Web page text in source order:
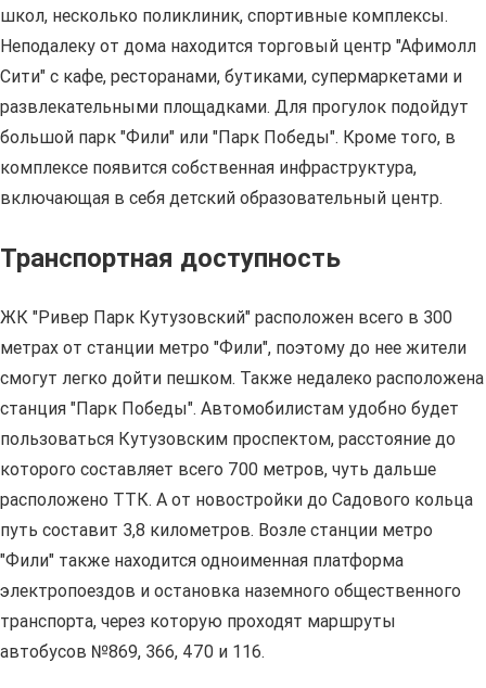
школ, несколько поликлиник, спортивные комплексы.
Неподалеку от дома находится торговый центр "Афимолл
Сити" с кафе, ресторанами, бутиками, супермаркетами и
развлекательными площадками. Для прогулок подойдут
большой парк "Фили" или "Парк Победы". Кроме того, в
комплексе появится собственная инфраструктура,
включающая в себя детский образовательный центр.
Транспортная доступность
ЖК "Ривер Парк Кутузовский" расположен всего в 300
метрах от станции метро "Фили", поэтому до нее жители
смогут легко дойти пешком. Также недалеко расположена
станция "Парк Победы". Автомобилистам удобно будет
пользоваться Кутузовским проспектом, расстояние до
которого составляет всего 700 метров, чуть дальше
расположено ТТК. А от новостройки до Садового кольца
путь составит 3,8 километров. Возле станции метро
"Фили" также находится одноименная платформа
электропоездов и остановка наземного общественного
транспорта, через которую проходят маршруты
автобусов №869, 366, 470 и 116.